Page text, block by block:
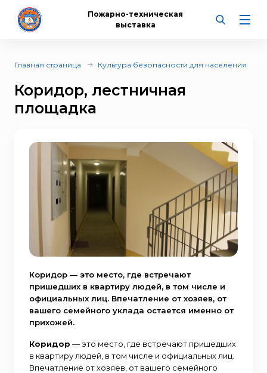
Пожарно-техническая
выставка
Главная страница Культура безопасности для населения
Коридор, лестничная
площадка
Коридор — это место, где встречают
пришедших в квартиру людей, в том числе и
официальных лиц. Впечатление от хозяев, от
вашего семейного уклада остается именно от
прихожей.
Коридор — это место, где встречают пришедших
в квартиру людей, в том числе и официальных лиц.
Впечатление от хозяев, от вашего семейного